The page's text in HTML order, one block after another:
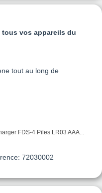
vos appareils du
tout au long de
FDS-4 Piles LR03 AAA...
72030002